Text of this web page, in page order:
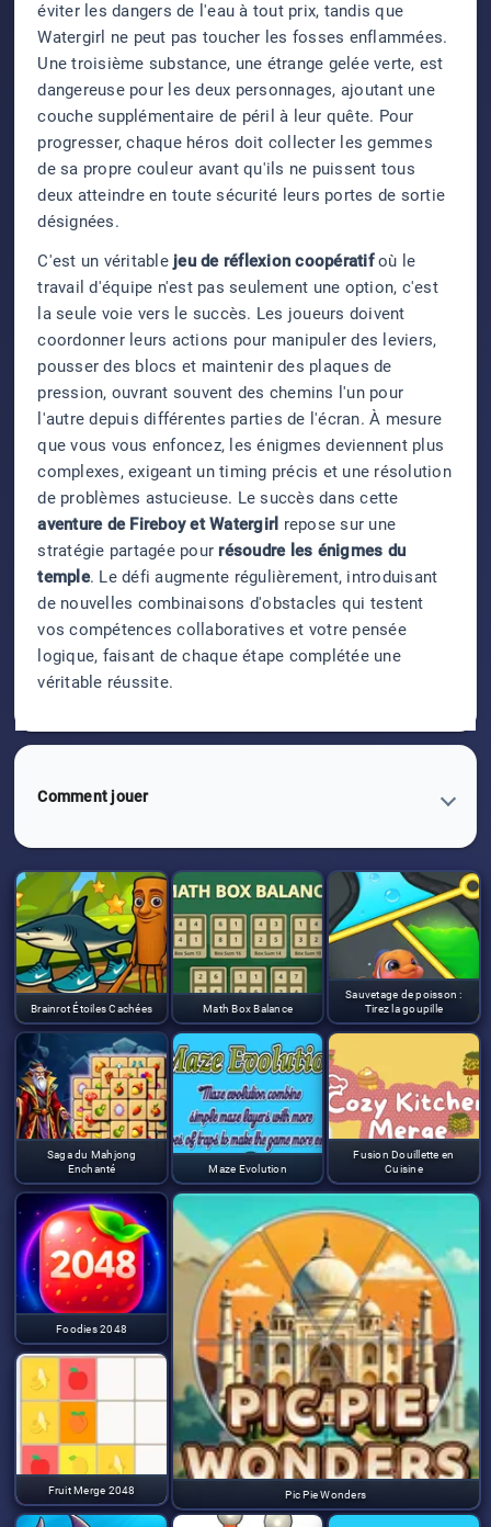
éviter les dangers de l'eau à tout prix, tandis que
Watergirl ne peut pas toucher les fosses enflammées.
Une troisième substance, une étrange gelée verte, est
dangereuse pour les deux personnages, ajoutant une
couche supplémentaire de péril à leur quête. Pour
progresser, chaque héros doit collecter les gemmes
de sa propre couleur avant qu'ils ne puissent tous
deux atteindre en toute sécurité leurs portes de sortie
désignées.
C'est un véritable jeu de réflexion coopératifoù le
travail d'équipe n'est pas seulement une option, c'est
la seule voie vers le succès. Les joueurs doivent
coordonner leurs actions pour manipuler des leviers,
pousser des blocs et maintenir des plaques de
pression, ouvrant souvent des chemins l'un pour
l'autre depuis différentes parties de l'écran. À mesure
que vous vous enfoncez, les énigmes deviennent plus
complexes, exigeant un timing précis et une résolution
de problèmes astucieuse. Le succès dans cette
aventure de Fireboy et Watergirl repose sur une
stratégie partagée pour résoudre les énigmes du
temple. Le défi augmente régulièrement, introduisant
de nouvelles combinaisons d'obstacles qui testent
vos compétences collaboratives et votre pensée
logique, faisant de chaque étape complétée une
véritable réussite.
Comment jouer
Brainrot Étoiles Cachées Math Box Balance
Sauvetage de poisson :
Tirez la goupille
Saga du Mahjong
Enchanté
Maze Evolution
Fusion Douillette en
Cuisine
Foodies 2048
Pic Pie Wonders
Fruit Merge 2048